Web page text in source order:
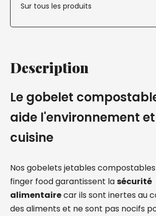
Sur tous les produits
Description
Le gobelet
aide l'environnement
cuisine
Nos gobelets jetables
finger food garantissent lasécurité
alimentairecar ils sont inertes au
des aliments et ne sont pas nocifs